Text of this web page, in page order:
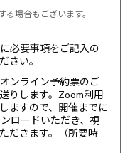
場合もございます。
必要事項をご記入の
さい。
ンライン予約票のご
りします。Zoom利用
ますので、開催までに
ロードいただき、視
だきます。（所要時